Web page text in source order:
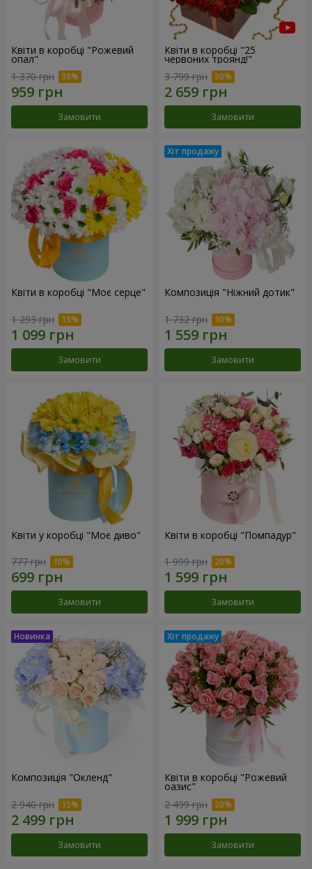
Квіти в коробці "Рожевий
опал"
1 370 грн
Замовити
Квіти в коробці "25
червоних троянд!"
3 799 грн
Замовити
Квіти в коробці "Моє серце"
1 293 грн
Замовити
Композиція "Ніжний дотик"
1 732 грн
Замовити
Квіти у коробці "Моє диво"
777 грн
Замовити
Квіти в коробці "Помпадур"
1 999 грн
Замовити
Композиція "Окленд"
2 940 грн
Замовити
Квіти в коробці "Рожевий
оазис"
2 499 грн
Замовити